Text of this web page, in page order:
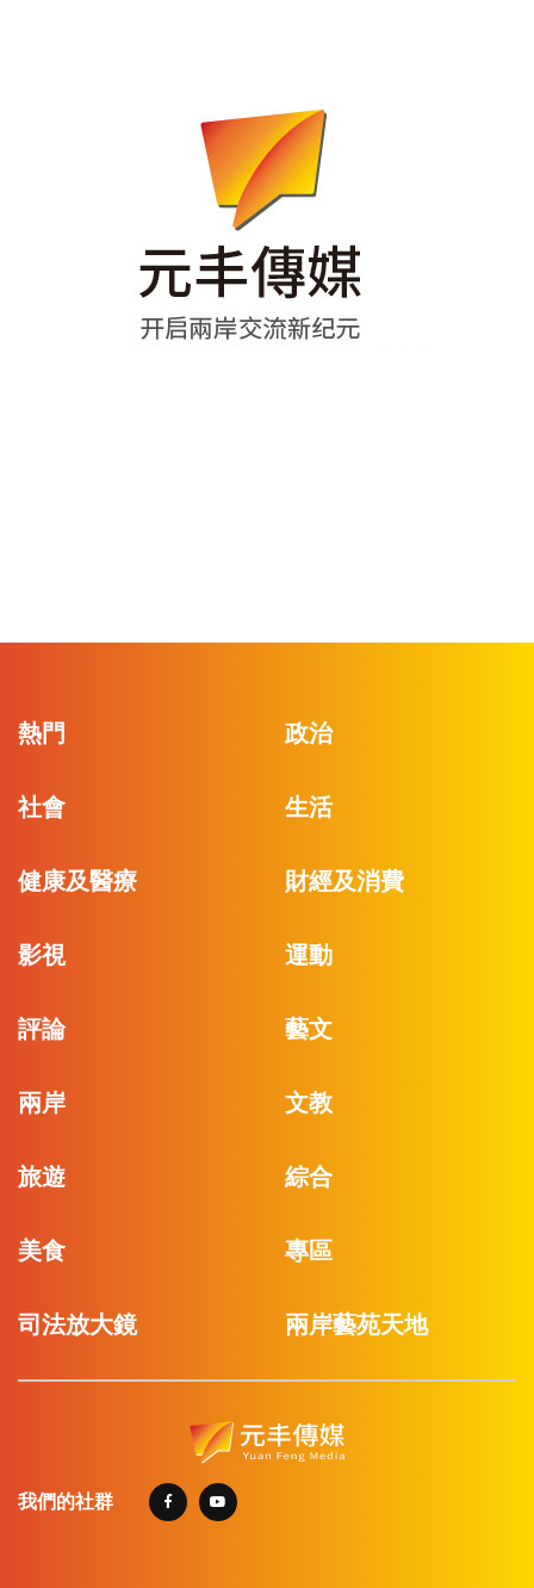
熱門 政治
社會 生活
健康及醫療 財經及消費
影視 運動
評論 藝文
兩岸 文教
旅遊 綜合
美食 專區
司法放大鏡 兩岸藝苑天地
我們的社群